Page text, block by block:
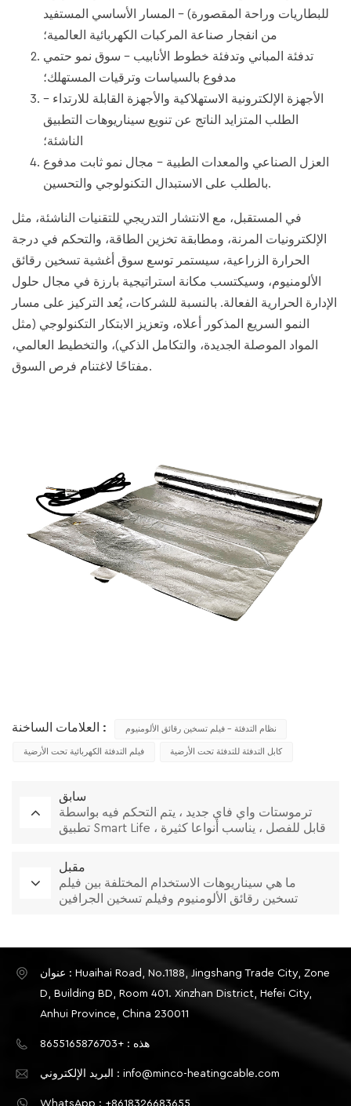
للبطاريات وراحة المقصورة) - المسار الأساسي المستفيد
من انفجار صناعة المركبات الكهربائية العالمية؛
تدفئة المباني وتدفئة خطوط الأنابيب - سوق نمو حتمي
مدفوع بالسياسات وترقيات المستهلك؛
الأجهزة الإلكترونية الاستهلاكية والأجهزة القابلة للارتداء -
الطلب المتزايد الناتج عن تنويع سيناريوهات التطبيق
الناشئة؛
العزل الصناعي والمعدات الطبية - مجال نمو ثابت مدفوع
بالطلب على الاستبدال التكنولوجي والتحسين.
في المستقبل، مع الانتشار التدريجي للتقنيات الناشئة، مثل
الإلكترونيات المرنة، ومطابقة تخزين الطاقة، والتحكم في درجة
الحرارة الزراعية، سيستمر توسع سوق أغشية تسخين رقائق
الألومنيوم، وسيكتسب مكانة استراتيجية بارزة في مجال حلول
الإدارة الحرارية الفعالة. بالنسبة للشركات، يُعد التركيز على مسار
النمو السريع المذكور أعلاه، وتعزيز الابتكار التكنولوجي (مثل
المواد الموصلة الجديدة، والتكامل الذكي)، والتخطيط العالمي،
مفتاحًا لاغتنام فرص السوق.
العلامات الساخنة : نظام التدفئة - فيلم تسخين رقائق الألومنيوم
فيلم التدفئة الكهربائية تحت الأرضية كابل التدفئة للتدفئة تحت الأرضية
سابق
ترموستات واي فاي جديد ، يتم التحكم فيه بواسطة
تطبيق Smart Life ، قابل للفصل ، يناسب أنواعا كثيرة
مقبل
ما هي سيناريوهات الاستخدام المختلفة بين فيلم
تسخين رقائق الألومنيوم وفيلم تسخين الجرافين
عنوان : Huaihai Road, No.1188, Jingshang Trade City, Zone
D, Building BD, Room 401. Xinzhan District, Hefei City,
Anhui Province, China 230011
هذه : +8655165876703
البريد الإلكتروني : info@minco-heatingcable.com
WhatsApp : +8618326683655